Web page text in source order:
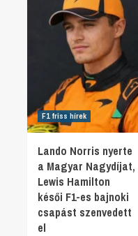
F1 friss hírek
Lando Norris nyerte
a Magyar Nagydíjat,
Lewis Hamilton
késői F1-es bajnoki
csapást szenvedett
el